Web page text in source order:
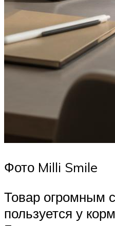
Фото Milli Smile
Товар огромным
пользуется у